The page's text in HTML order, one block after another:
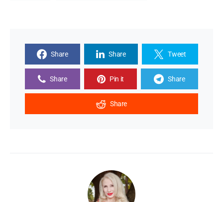
Share Share Tweet
Share Pin it Share
Share